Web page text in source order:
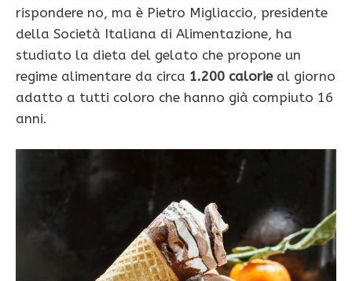
rispondere no, ma è Pietro Migliaccio, presidente
della Società Italiana di Alimentazione, ha
studiato la dieta del gelato che propone un
regime alimentare da circa 1.200 calorieal giorno
adatto a tutti coloro che hanno già compiuto 16
anni.